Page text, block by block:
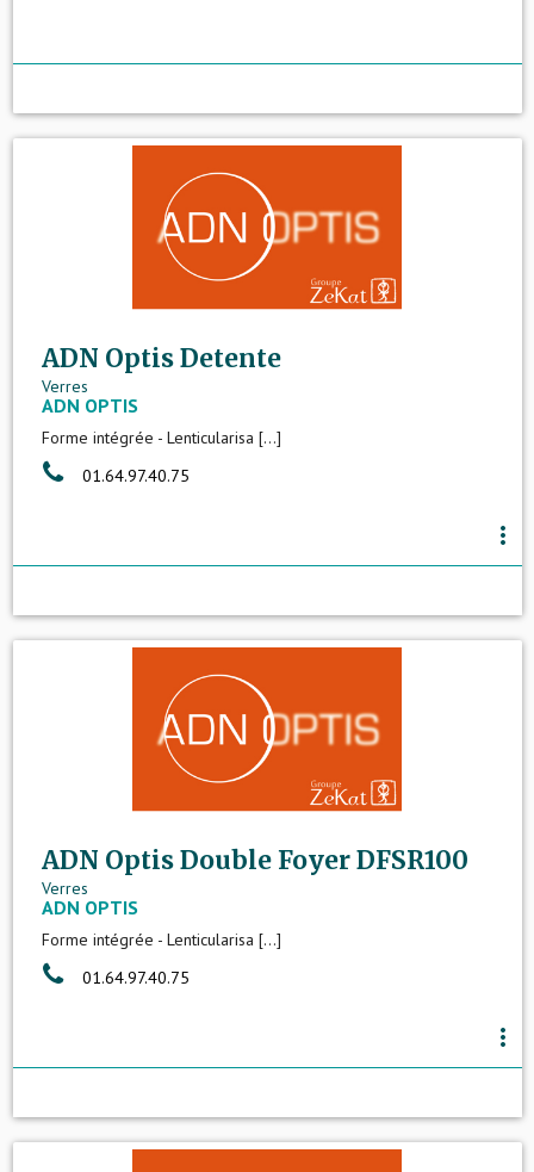
ADN Optis Detente
Verres
ADN OPTIS
Forme intégrée - Lenticularisa [...]
01.64.97.40.75
more_vert
ADN Optis Double Foyer DFSR100
Verres
ADN OPTIS
Forme intégrée - Lenticularisa [...]
01.64.97.40.75
more_vert